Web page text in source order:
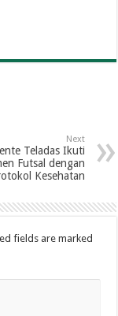
Next
Teladas Ikuti
Futsal dengan
Kesehatan
fields are marked